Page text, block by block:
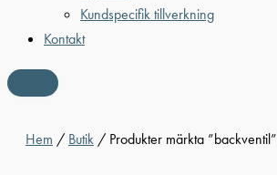
Kundspecifik tillverkning
Kontakt
Hem / Butik / Produkter märkta ”backventil”